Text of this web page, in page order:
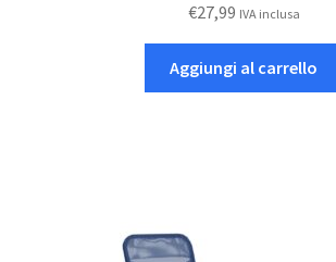
€27,99 IVA inclusa
Aggiungi al carrello